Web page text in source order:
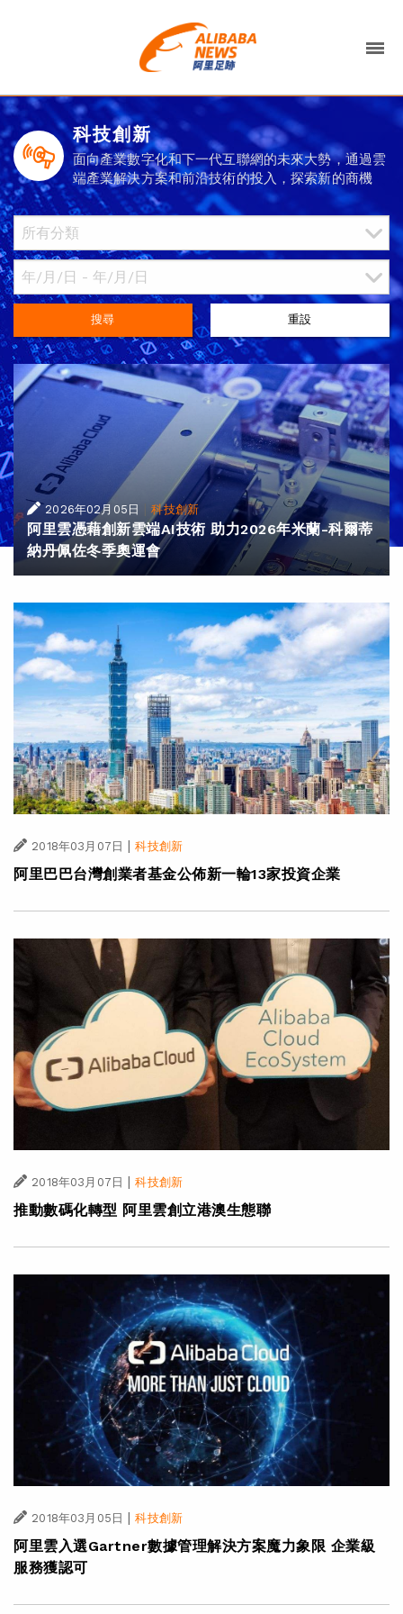
科技創新
面向產業數字化和下一代互聯網的未來大勢，通過雲
端產業解決方案和前沿技術的投入，探索新的商機
搜尋 重設
2026年02月05日 |科技創新
阿里雲憑藉創新雲端AI技術 助力2026年米蘭-科爾蒂
納丹佩佐冬季奧運會
2018年03月07日 | 科技創新
阿里巴巴台灣創業者基金公佈新一輪13家投資企業
2018年03月07日 | 科技創新
推動數碼化轉型 阿里雲創立港澳生態聯
2018年03月05日 | 科技創新
阿里雲入選Gartner數據管理解決方案魔力象限 企業級
服務獲認可